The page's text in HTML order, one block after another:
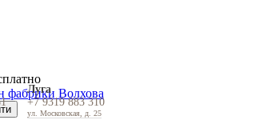
Луга
+7 9319 883 310
ул. Московская, д. 25